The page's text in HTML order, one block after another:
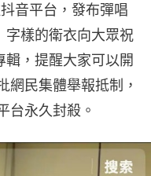
音平台，發布彈唱
字樣的衛衣向大眾祝
，提醒大家可以開
網民集體舉報抵制，
台永久封殺。